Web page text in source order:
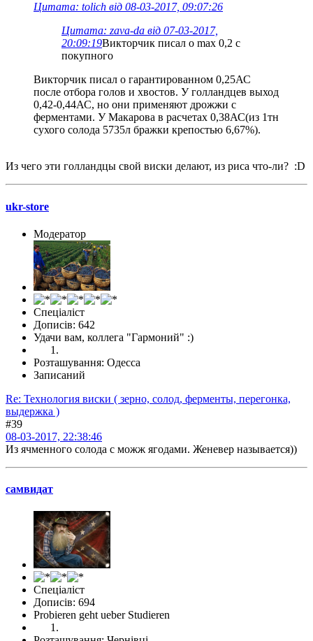
Цитата: tolich від 08-03-2017, 09:07:26
Цитата: zava-da від 07-03-2017,
20:09:19Викторчик писал о max 0,2 с
покупного
Викторчик писал о гарантированном 0,25АС
после отбора голов и хвостов. У голландцев выход
0,42-0,44АС, но они применяют дрожжи с
ферментами. У Макарова в расчетах 0,38АС(из 1тн
сухого солода 5735л бражки крепостью 6,67%).
Из чего эти голландцы свой виски делают, из риса что-ли? :D
ukr-store
Модератор
Спеціаліст
Дописів: 642
Удачи вам, коллега "Гармоний" :)
Розташування: Одесса
Записаний
Re: Технология виски ( зерно, солод, ферменты, перегонка,
выдержка )
#39
08-03-2017, 22:38:46
Из ячменного солода с можж ягодами. Женевер называется))
самвидат
Спеціаліст
Дописів: 694
Probieren geht ueber Studieren